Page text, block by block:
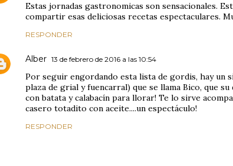
Estas jornadas gastronomicas son sensacionales.
compartir esas deliciosas recetas espectaculares.
RESPONDER
Alber 13 de febrero de 2016 a las 10:54
Por seguir engordando esta lista de gordis, hay un
plaza de grial y fuencarral) que se llama Bico, que
con batata y calabacín para llorar! Te lo sirve
casero totadito con aceite....un espectáculo!
RESPONDER